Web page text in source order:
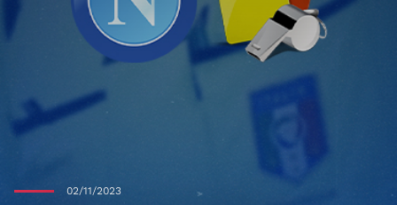
02/11/2023